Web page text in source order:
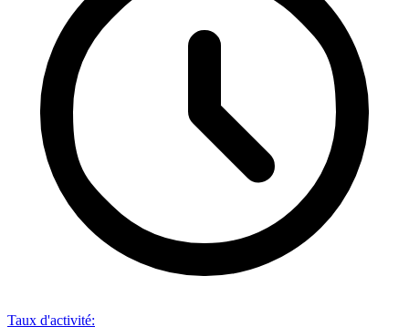
Taux d'activité: